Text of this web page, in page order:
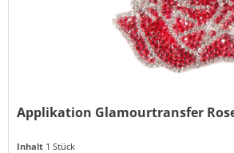
Applikation Glamourtransfer
Inhalt 1 Stück